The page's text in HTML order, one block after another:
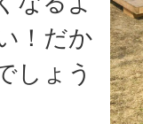
！だか
しょう